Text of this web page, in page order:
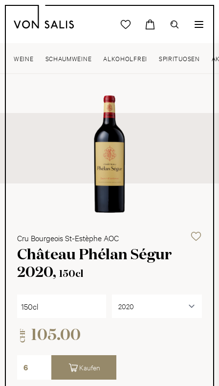
WEINE SCHAUMWEINE ALKOHOLFREI SPIRITUOSEN
Cru Bourgeois St-Estèphe AOC
Château Phélan Ségur
2020, 150cl
150cl
CHF 105.00
Kaufen